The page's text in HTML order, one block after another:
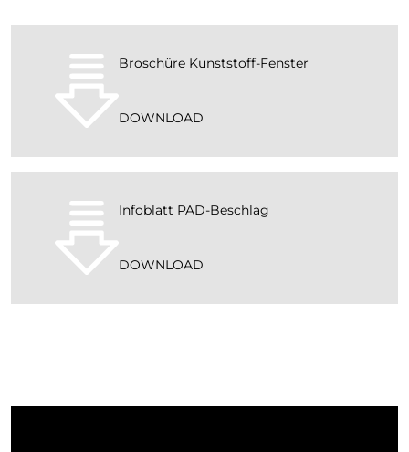
Broschüre Kunststoff-Fenster
DOWNLOAD
Infoblatt PAD-Beschlag
DOWNLOAD